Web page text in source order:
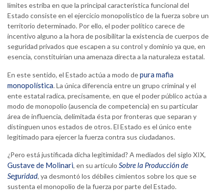
límites estriba en que la principal característica funcional del
Estado consiste en el ejercicio monopolístico de la fuerza sobre un
territorio determinado. Por ello, el poder político carece de
incentivo alguno a la hora de posibilitar la existencia de cuerpos de
seguridad privados que escapen a su control y dominio ya que, en
esencia, constituirían una amenaza directa a la naturaleza estatal.
En este sentido, el Estado actúa a modo depura mafia
monopolística. La única diferencia entre un grupo criminal y el
ente estatal radica, precisamente, en que el poder público actúa a
modo de monopolio (ausencia de competencia) en su particular
área de influencia, delimitada ésta por fronteras que separan y
distinguen unos estados de otros. El Estado es el único ente
legitimado para ejercer la fuerza contra sus ciudadanos.
¿Pero está justificada dicha legitimidad? A mediados del siglo XIX,
Gustave de Molinari, en su artículo Sobre la Producción de
Seguridad, ya desmontó los débiles cimientos sobre los que se
sustenta el monopolio de la fuerza por parte del Estado.